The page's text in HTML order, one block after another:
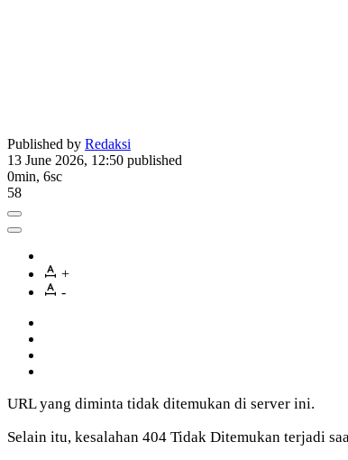
Published by Redaksi
13 June 2026, 12:50 published
0min, 6sc
58
+
-
URL yang diminta tidak ditemukan di server ini.
Selain itu, kesalahan 404 Tidak Ditemukan terjadi